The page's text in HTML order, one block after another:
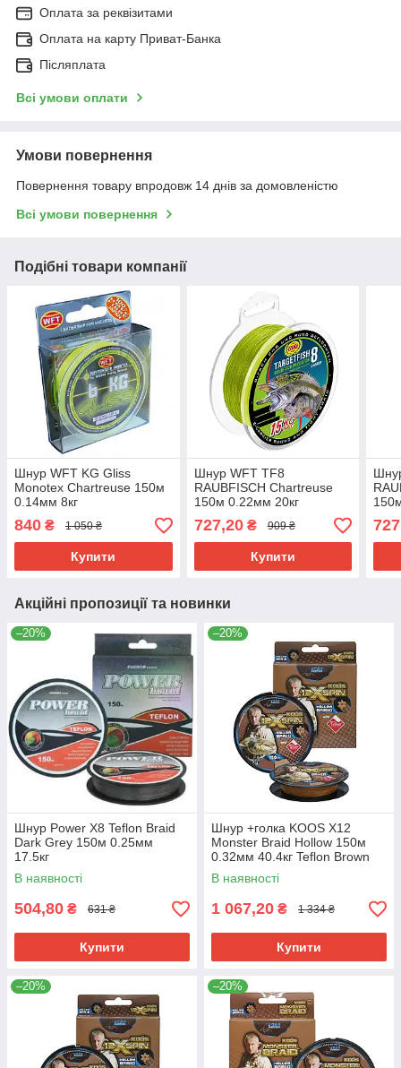
Оплата за реквізитами
Оплата на карту Приват-Банка
Післяплата
Всі умови оплати
Умови повернення
Повернення товару впродовж 14 днів за домовленістю
Всі умови повернення
Подібні товари компанії
Шнур WFT KG Gliss
Monotex Chartreuse 150м
0.14мм 8кг
840 ₴ 1 050 ₴
Купити
Шнур WFT TF8
RAUBFISCH Chartreuse
150м 0.22мм 20кг
727,20₴ 909 ₴
Купити
Акційні пропозиції та новинки
–20%
Шнур Power X8 Teflon Braid
Dark Grey 150м 0.25мм
17.5кг
В наявності
504,80 ₴ 631 ₴
Купити
–20%
Шнур +голка KOOS X12
Monster Braid Hollow 150м
0.32мм 40.4кг Teflon Brown
В наявності
1 067,20 ₴ 1 334 ₴
Купити
–20% –20%